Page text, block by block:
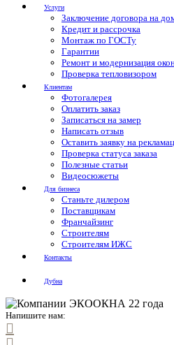
Услуги
Заключение договора на
Кредит и рассрочка
Монтаж по ГОСТу
Гарантии
Ремонт и модернизация
Проверка тепловизором
Клиентам
Фотогалерея
Оплатить заказ
Записаться на замер
Написать отзыв
Оставить заявку на
Проверка статуса заказа
Полезные статьи
Видеосюжеты
Для бизнеса
Станьте дилером
Поставщикам
Франчайзинг
Строителям
Строителям ИЖС
Контакты
Дубна
Напишите нам: